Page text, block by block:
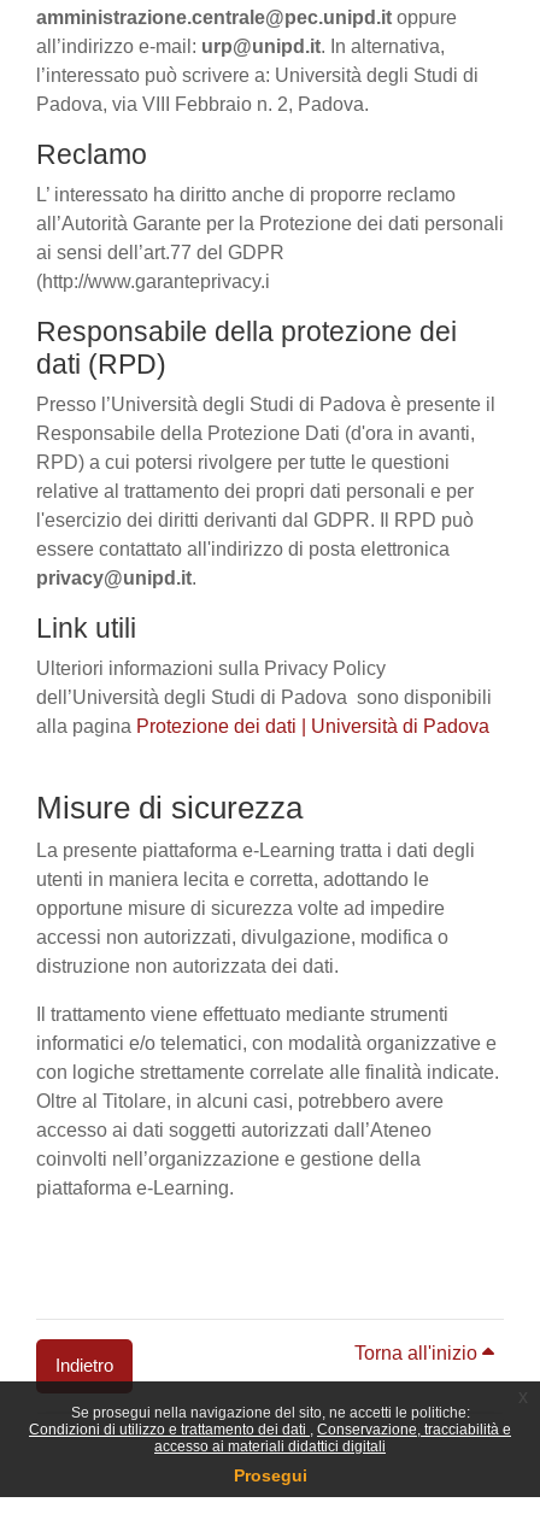
Se prosegui nella navigazione del sito, ne accetti le politiche:
Condizioni di utilizzo e trattamento dei dati
Conservazione, tracciabilità e
accesso ai materiali didattici digitali
Prosegui
amministrazione.centrale@pec.unipd.it oppure
all’indirizzo e-mail: urp@unipd.it. In alternativa,
l’interessato può scrivere a: Università degli Studi di
Padova, via VIII Febbraio n. 2, Padova.
Reclamo
L’ interessato ha diritto anche di proporre reclamo
all’Autorità Garante per la Protezione dei dati personali
ai sensi dell’art.77 del GDPR
(http://www.garanteprivacy.i
Responsabile della protezione dei
dati (RPD)
Presso l’Università degli Studi di Padova è presente il
Responsabile della Protezione Dati (d'ora in avanti,
RPD) a cui potersi rivolgere per tutte le questioni
relative al trattamento dei propri dati personali e per
l'esercizio dei diritti derivanti dal GDPR. Il RPD può
essere contattato all'indirizzo di posta elettronica
privacy@unipd.it.
Link utili
Ulteriori informazioni sulla Privacy Policy
dell’Università degli Studi di Padova sono disponibili
alla pagina Protezione dei dati | Università di Padova
Misure di sicurezza
La presente piattaforma e-Learning tratta i dati degli
utenti in maniera lecita e corretta, adottando le
opportune misure di sicurezza volte ad impedire
accessi non autorizzati, divulgazione, modifica o
distruzione non autorizzata dei dati.
Il trattamento viene effettuato mediante strumenti
informatici e/o telematici, con modalità organizzative e
con logiche strettamente correlate alle finalità indicate.
Oltre al Titolare, in alcuni casi, potrebbero avere
accesso ai dati soggetti autorizzati dall’Ateneo
coinvolti nell’organizzazione e gestione della
piattaforma e-Learning.
Indietro
Torna all'inizio
Blocchi